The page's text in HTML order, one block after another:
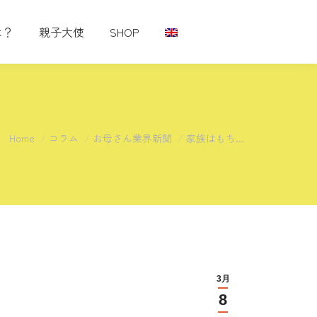
親子大使 SHOP
You are here:
Home コラム お母さん業界新聞 家族はもち…
3月
8